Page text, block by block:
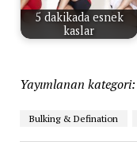
5 dakikada esnek
kaslar
Yayımlanan kategori:
Bulking & Defination